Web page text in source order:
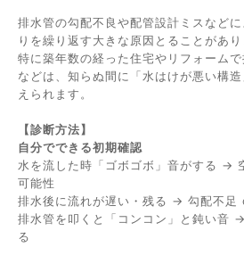
排水管の勾配不良や配管設計ミスなど
りを繰り返す大きな原因とることがあり
特に築年数の経った住宅やリフォーム
などは、知らぬ間に「水はけが悪い構
えられます。
【診断方法】
自分でできる初期確認
水を流した時「ゴボゴボ」音がする →
可能性
排水後に流れが遅い・残る → 勾配不足
排水管を叩くと「コンコン」と鈍い音
る